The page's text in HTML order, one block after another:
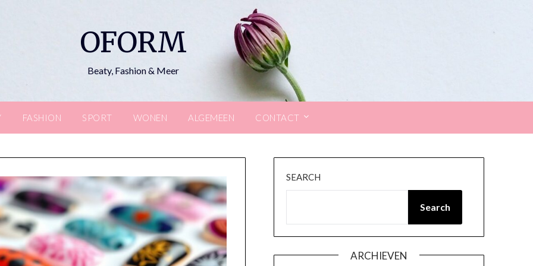
OFORM
Beaty, Fashion & Meer
FASHION SPORT WONEN ALGEMEEN CONTACT
SEARCH
Search
ARCHIEVEN